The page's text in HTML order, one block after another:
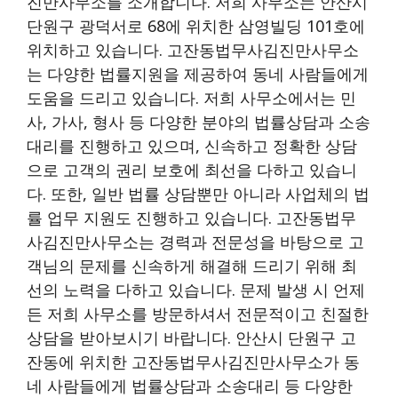
단원구 광덕서로 68에 위치한 삼영빌딩 101호에
위치하고 있습니다. 고잔동법무사김진만사무소
는 다양한 법률지원을 제공하여 동네 사람들에게
도움을 드리고 있습니다. 저희 사무소에서는 민
사, 가사, 형사 등 다양한 분야의 법률상담과 소송
대리를 진행하고 있으며, 신속하고 정확한 상담
으로 고객의 권리 보호에 최선을 다하고 있습니
다. 또한, 일반 법률 상담뿐만 아니라 사업체의 법
률 업무 지원도 진행하고 있습니다. 고잔동법무
사김진만사무소는 경력과 전문성을 바탕으로 고
객님의 문제를 신속하게 해결해 드리기 위해 최
선의 노력을 다하고 있습니다. 문제 발생 시 언제
든 저희 사무소를 방문하셔서 전문적이고 친절한
상담을 받아보시기 바랍니다. 안산시 단원구 고
잔동에 위치한 고잔동법무사김진만사무소가 동
네 사람들에게 법률상담과 소송대리 등 다양한